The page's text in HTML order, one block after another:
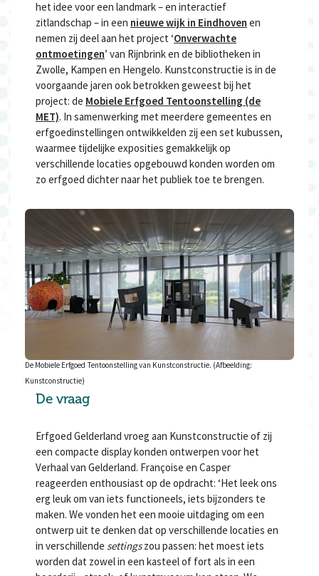
het idee voor een landmark – en interactief
zitlandschap – in een nieuwe wijk in Eindhoven en
nemen zij deel aan het project ‘Onverwachte
ontmoetingen’ van Rijnbrink en de bibliotheken in
Zwolle, Kampen en Hengelo. Kunstconstructie is in de
voorgaande jaren ook betrokken geweest bij het
project: de Mobiele Erfgoed Tentoonstelling (de
MET). In samenwerking met meerdere gemeentes en
erfgoedinstellingen ontwikkelden zij een set kubussen,
waarmee tijdelijke exposities gemakkelijk op
verschillende locaties opgebouwd konden worden om
zo erfgoed dichter naar het publiek toe te brengen.
De Mobiele Erfgoed Tentoonstelling van Kunstconstructie. (Afbeelding:
Kunstconstructie)
De vraag
Erfgoed Gelderland vroeg aan Kunstconstructie of zij
een compacte display konden ontwerpen voor het
Verhaal van Gelderland. Françoise en Casper
reageerden enthousiast op de opdracht: ‘Het leek ons
erg leuk om van iets functioneels, iets bijzonders te
maken. We vonden het een mooie uitdaging om een
ontwerp uit te denken dat op verschillende locaties en
in verschillende settingszou passen: het moest iets
worden dat zowel in een kasteel of fort als in een